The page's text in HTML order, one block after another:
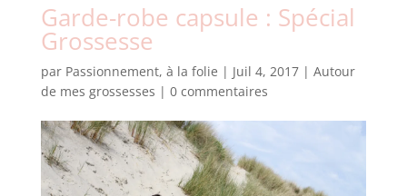
Garde-robe capsule : Spécial
Grossesse
par Passionnement, à la folie | Juil 4, 2017| Autour
de mes grossesses | 0 commentaires